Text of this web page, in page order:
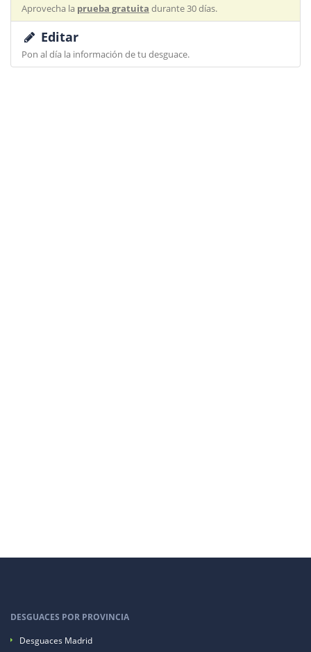
Aprovecha la prueba gratuita durante 30 días.
Editar
Pon al día la información de tu desguace.
DESGUACES POR PROVINCIA
Desguaces Madrid